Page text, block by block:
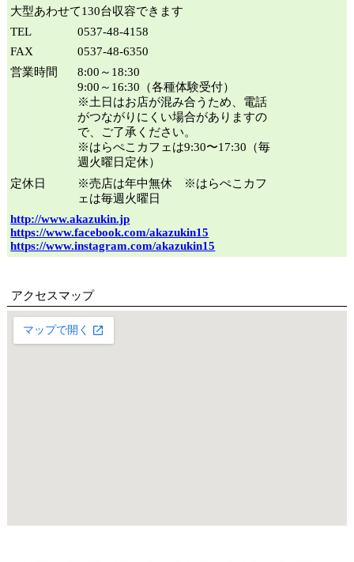
大型あわせて130台収容できます
TEL
0537-48-4158
FAX
0537-48-6350
営業時間
8:00～18:30
9:00～16:30（各種体験受付）
※土日はお店が混み合うため、電話
がつながりにくい場合がありますの
で、ご了承ください。
※はらぺこカフェは9:30〜17:30（毎
週火曜日定休）
定休日
※売店は年中無休 ※はらぺこカフ
ェは毎週火曜日
http://www.akazukin.jp
https://www.facebook.com/akazukin15
https://www.instagram.com/akazukin15
アクセスマップ